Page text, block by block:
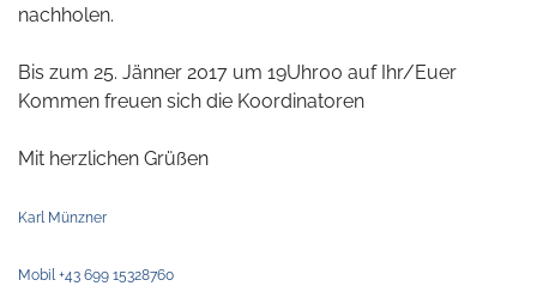
nachholen.
Bis zum 25. Jänner 2017 um 19Uhr00 auf Ihr/Euer
Kommen freuen sich die Koordinatoren
Mit herzlichen Grüßen
Karl Münzner
Mobil +43 699 15328760